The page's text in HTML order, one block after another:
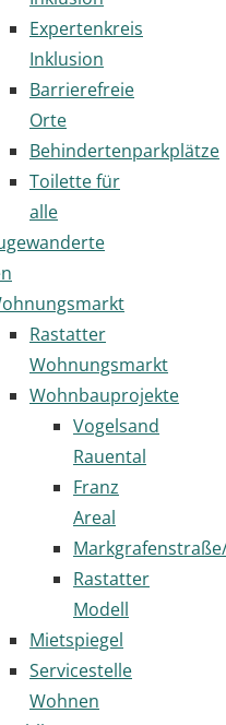
Expertenkreis
Inklusion
Barrierefreie
Orte
Behindertenparkplätze
Toilette für
alle
Rastatter
Wohnungsmarkt
Wohnbauprojekte
Vogelsand
Rauental
Franz
Areal
Rastatter
Modell
Mietspiegel
Servicestelle
Wohnen